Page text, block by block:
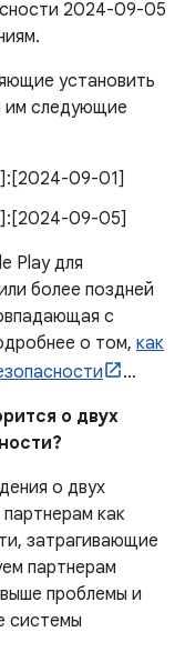
2024-09-05
установить
им следующие
09-01]
09-05]
Play для
более поздней
с
о том, как
…
о двух
о двух
как
затрагивающие
партнерам
проблемы и
системы